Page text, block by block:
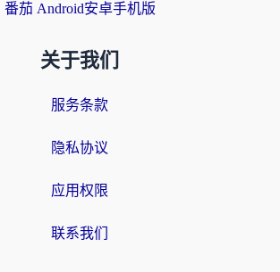
番茄 Android安卓手机版
关于我们
服务条款
隐私协议
应用权限
联系我们